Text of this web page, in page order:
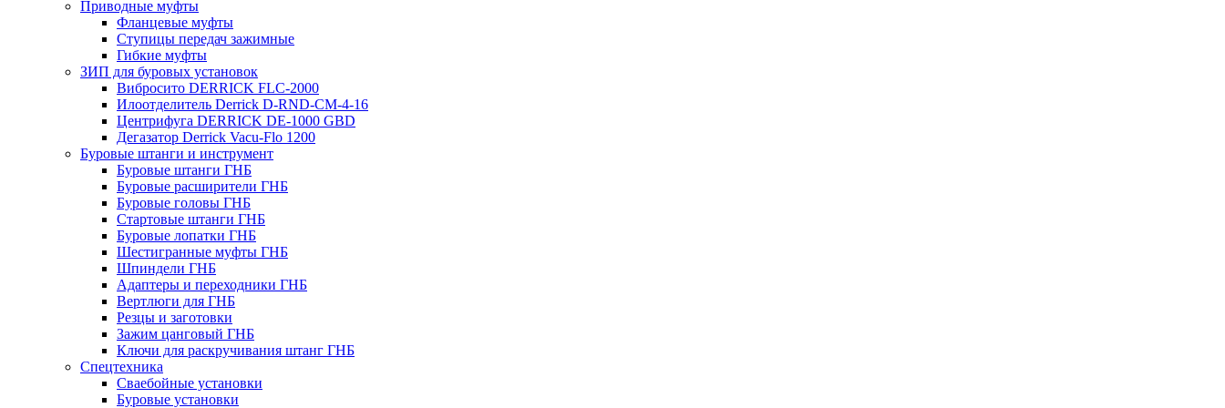
Приводные муфты
Фланцевые муфты
Ступицы передач зажимные
Гибкие муфты
ЗИП для буровых установок
Вибросито DERRICK FLC-2000
Илоотделитель Derrick D-RND-CM-4-16
Центрифуга DERRICK DE-1000 GBD
Дегазатор Derrick Vacu-Flo 1200
Буровые штанги и инструмент
Буровые штанги ГНБ
Буровые расширители ГНБ
Буровые головы ГНБ
Стартовые штанги ГНБ
Буровые лопатки ГНБ
Шестигранные муфты ГНБ
Шпиндели ГНБ
Адаптеры и переходники ГНБ
Вертлюги для ГНБ
Резцы и заготовки
Зажим цанговый ГНБ
Ключи для раскручивания штанг ГНБ
Спецтехника
Сваебойные установки
Буровые установки